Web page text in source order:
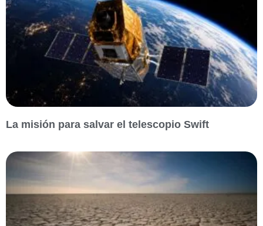
La misión para salvar el telescopio Swift